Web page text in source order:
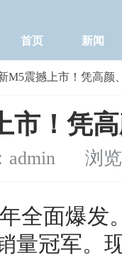
首页 新闻
M5震撼上市！凭高颜
市！凭
浏览
全面爆发
量冠军。